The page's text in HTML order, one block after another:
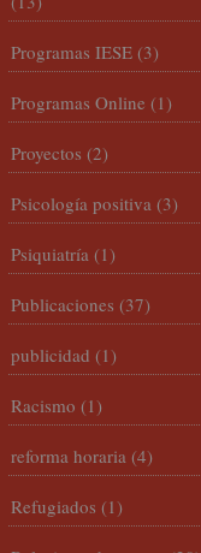
Programas IESE (3)
Programas Online (1)
Proyectos (2)
Psicología positiva (3)
Psiquiatría (1)
Publicaciones (37)
publicidad (1)
Racismo (1)
reforma horaria (4)
Refugiados (1)